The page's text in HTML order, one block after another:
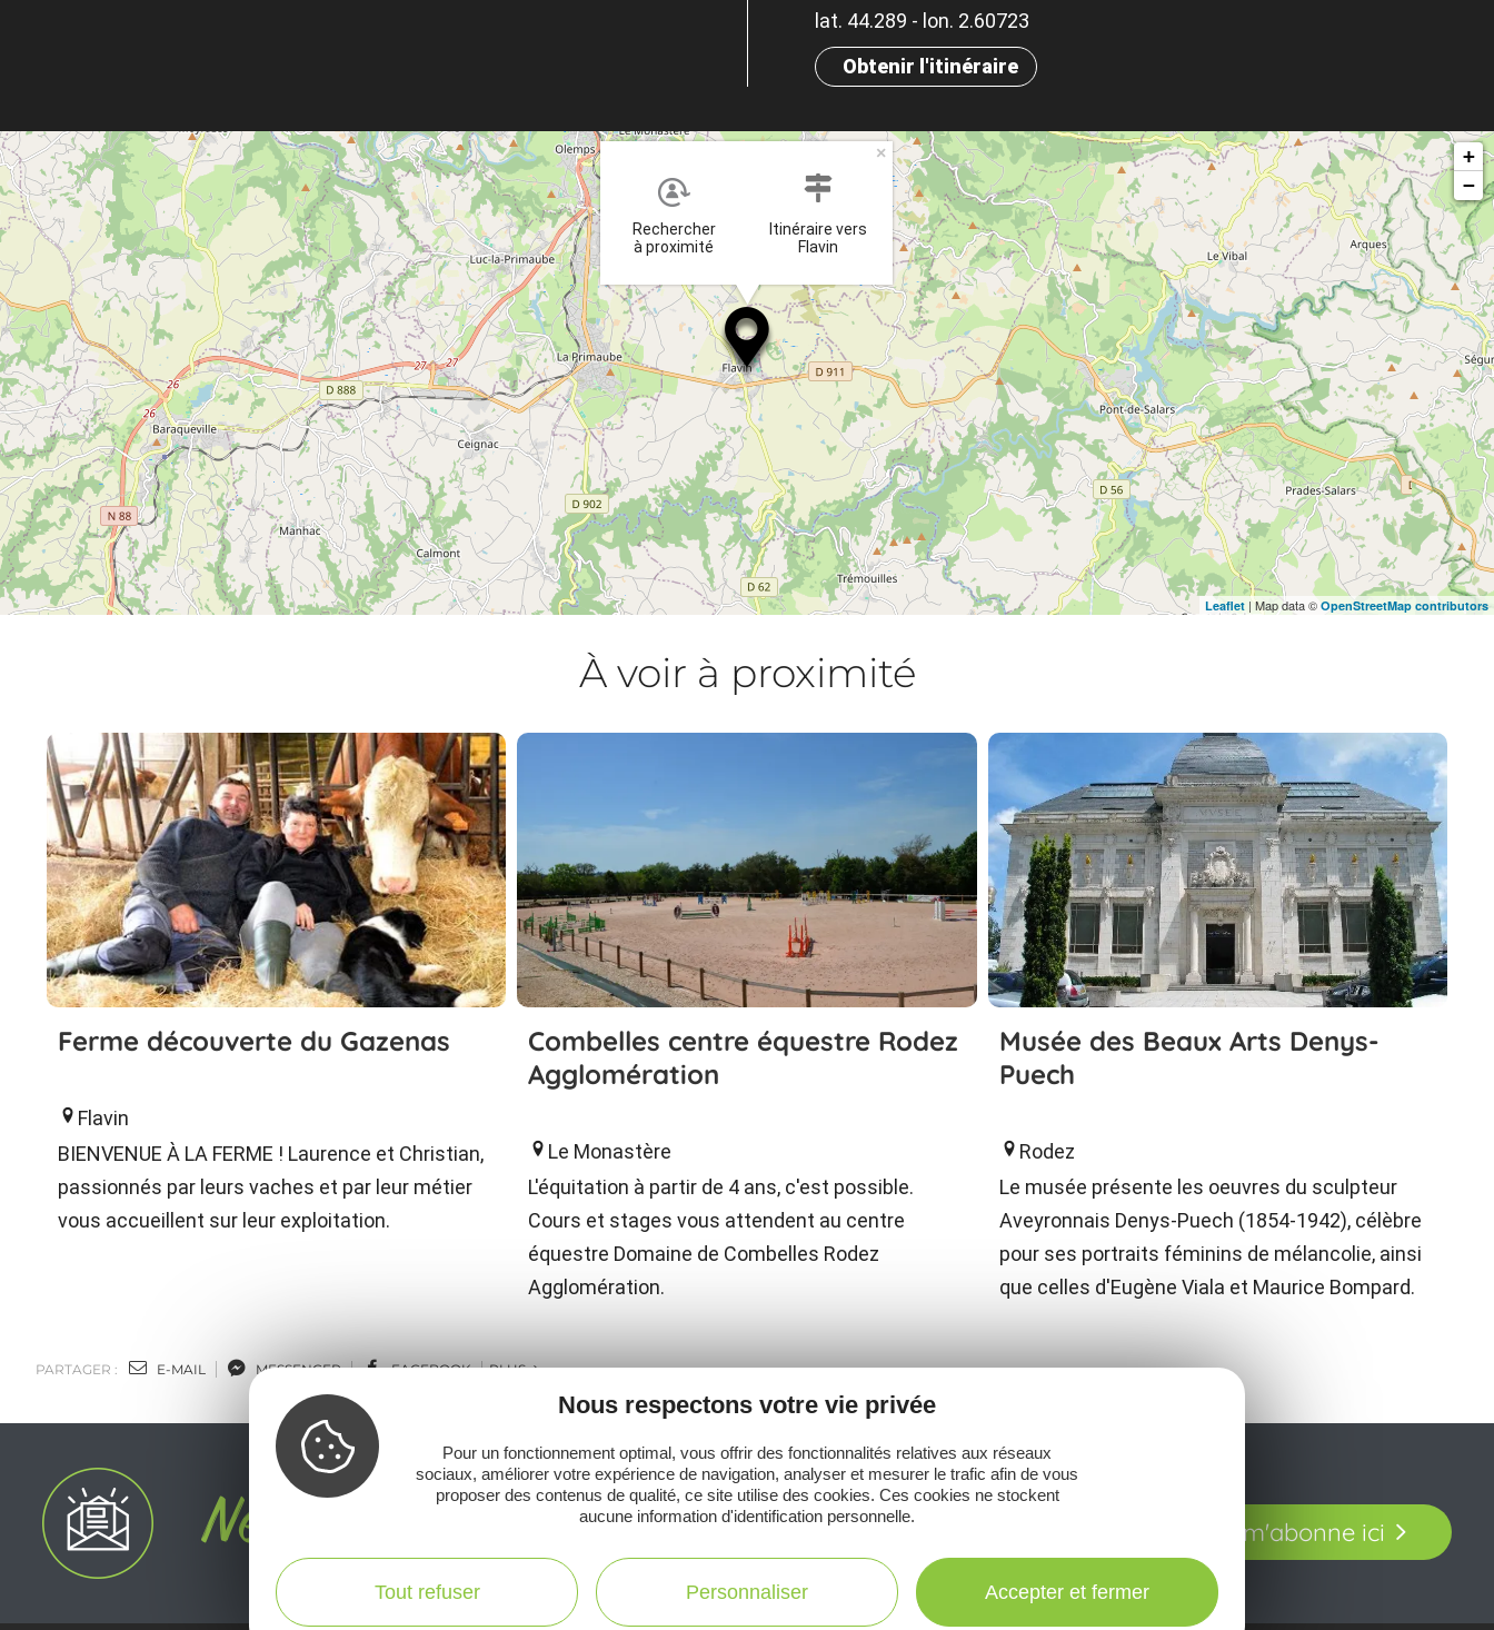
lat. 44.289 - lon. 2.60723
Obtenir l'itinéraire
Rechercher
à proximité
Itinéraire vers
Flavin
×
+
−
Leaflet | Map data © OpenStreetMap contributors
À voir à proximité
Ferme découverte du Gazenas
Flavin
BIENVENUE À LA FERME ! Laurence et Christian,
passionnés par leurs vaches et par leur métier
vous accueillent sur leur exploitation.
Combelles centre équestre Rodez
Agglomération
Le Monastère
L'équitation à partir de 4 ans, c'est possible.
Cours et stages vous attendent au centre
équestre Domaine de Combelles Rodez
Agglomération.
Musée des Beaux Arts Denys-
Puech
Rodez
Le musée présente les oeuvres du sculpteur
Aveyronnais Denys-Puech (1854-1942), célèbre
pour ses portraits féminins de mélancolie, ainsi
que celles d'Eugène Viala et Maurice Bompard.
PARTAGER : E-MAIL MESSENGER FACEBOOK PLUS
Ne manquez pas notre newsletter mensuelle et laissez-vous
Je m'abonne ici
Nous respectons votre vie privée
Pour un fonctionnement optimal, vous offrir des fonctionnalités relatives aux réseaux
sociaux, améliorer votre expérience de navigation, analyser et mesurer le trafic afin de vous
proposer des contenus de qualité, ce site utilise des cookies. Ces cookies ne stockent
aucune information d'identification personnelle.
Tout refuser Personnaliser Accepter et fermer